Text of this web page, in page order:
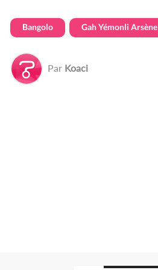
Bangolo Gah Yémonli Arsène
Par Koaci